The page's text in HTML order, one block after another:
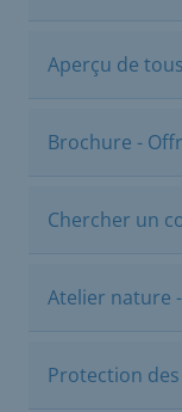
Aperçu de
Brochure -
Chercher un
Atelier nature
Protection